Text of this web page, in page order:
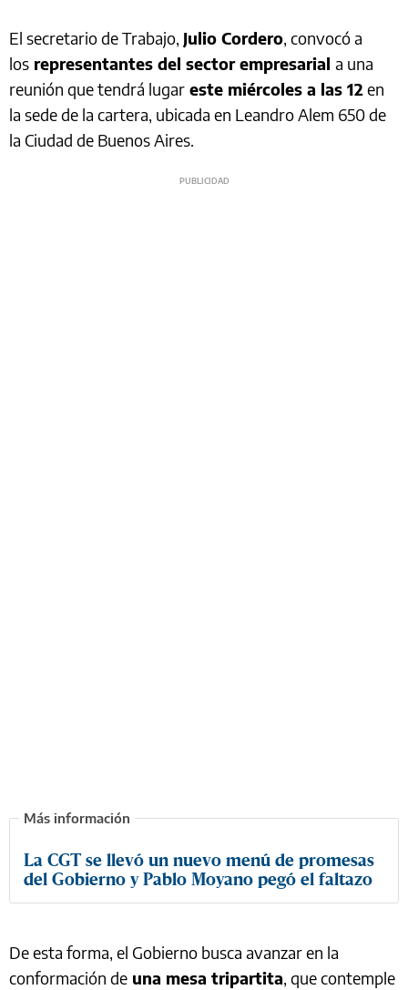
El secretario de Trabajo, Julio Cordero, convocó a
los representantes del sector empresarial a una
reunión que tendrá lugar este miércoles a las 12en
la sede de la cartera, ubicada en Leandro Alem 650 de
la Ciudad de Buenos Aires.
La CGT se llevó un nuevo menú de promesas
del Gobierno y Pablo Moyano pegó el faltazo
De esta forma, el Gobierno busca avanzar en la
conformación de una mesa tripartita, que contemple